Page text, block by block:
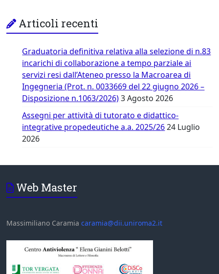
Articoli recenti
Graduatoria definitiva relativa alla selezione di n.83
incarichi di collaborazione a tempo parziale ai
servizi resi dall’Ateneo presso la Macroarea di
Ingegneria (Prot. n. 0033669 del 22 giugno 2026 –
Disposizione n.1063/2026) 3 Agosto 2026
Assegni per attività di tutorato e didattico-
integrative propedeutiche a.a. 2025/26 24 Luglio
2026
Web Master
Massimiliano Caramiacaramia@dii.uniroma2.it